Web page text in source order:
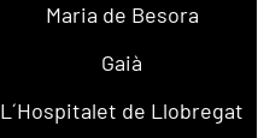
Maria de Besora
Gaià
L´Hospitalet de Llobregat